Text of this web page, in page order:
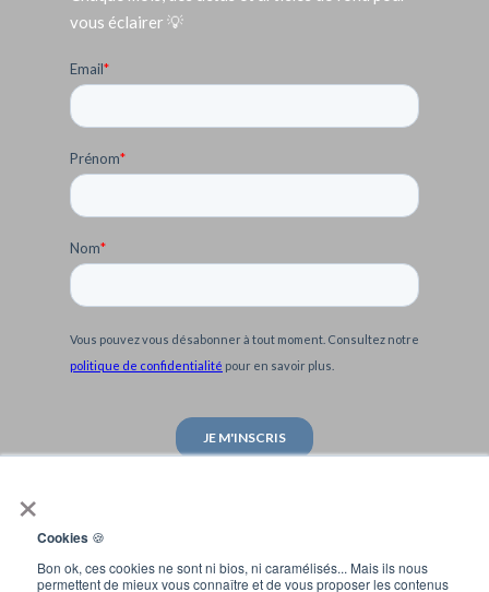
×
Cookies 🍪
Bon ok, ces cookies ne sont ni bios, ni caramélisés... Mais ils nous
permettent de mieux vous connaître et de vous proposer les contenus
vous éclairer 💡
Email*
Prénom*
Nom*
Vous pouvez vous désabonner à tout moment. Consultez notre
politique de confidentialité pour en savoir plus.